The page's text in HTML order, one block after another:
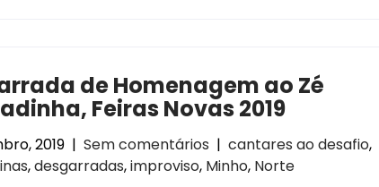
de Homenagem ao Zé
Feiras Novas 2019
2019 | Sem comentários | cantares ao desafio,
,desgarradas,improviso, Minho, Norte